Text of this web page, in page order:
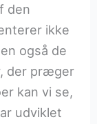
den
ikke
også de
der præger
kan vi se,
udviklet